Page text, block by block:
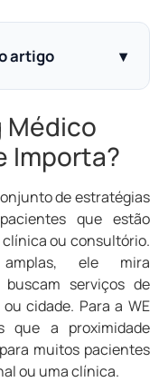
artigo ▾
Médico
Importa?
de estratégias
que estão
ou consultório.
ele mira
serviços de
cidade. Para a WE
que a proximidade
muitos pacientes
ou uma clínica.